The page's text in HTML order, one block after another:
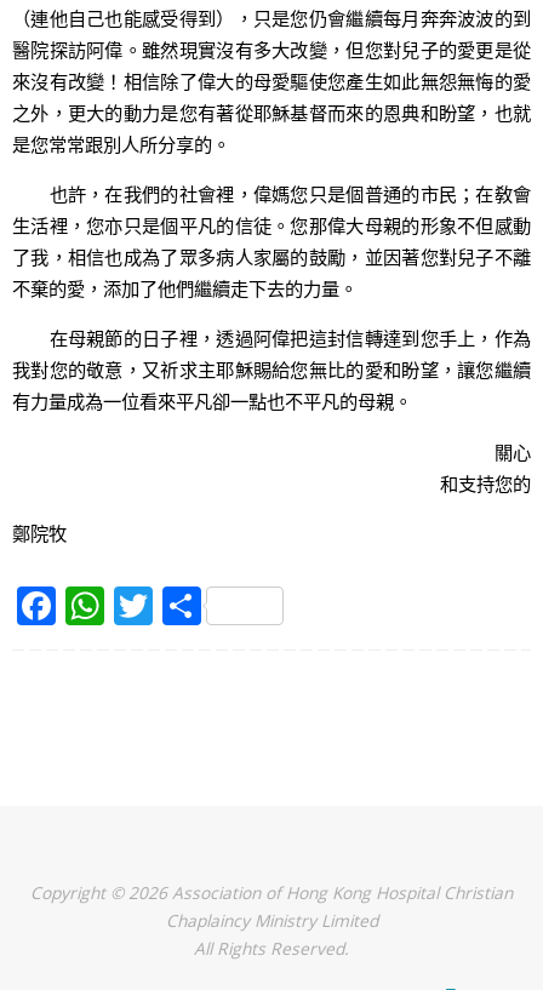
（連他自己也能感受得到），只是您仍會繼續每月奔奔波波的到
醫院探訪阿偉。雖然現實沒有多大改變，但您對兒子的愛更是從
來沒有改變！相信除了偉大的母愛驅使您產生如此無怨無悔的愛
之外，更大的動力是您有著從耶穌基督而來的恩典和盼望，也就
是您常常跟別人所分享的。
也許，在我們的社會裡，偉媽您只是個普通的市民；在敎會
生活裡，您亦只是個平凡的信徒。您那偉大母親的形象不但感動
了我，相信也成為了眾多病人家屬的鼓勵，並因著您對兒子不離
不棄的愛，添加了他們繼續走下去的力量。
在母親節的日子裡，透過阿偉把這封信轉達到您手上，作為
我對您的敬意，又祈求主耶穌賜給您無比的愛和盼望，讓您繼續
有力量成為一位看來平凡卻一點也不平凡的母親。
關心
和支持您的
鄭院牧
F
k
W T S
Copyright © 2026 Association of Hong Kong Hospital Christian
Chaplaincy Ministry Limited
All Rights Reserved.